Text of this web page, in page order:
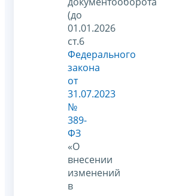
(до
01.01.2026
ст.6
Федерального
закона
от
31.07.2023
№
389-
ФЗ
«О
внесении
изменений
в